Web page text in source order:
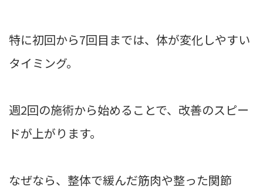
特に初回から7回目までは、体が変化しやすい
タイミング。
週2回の施術から始めることで、改善のスピー
ドが上がります。
なぜなら、整体で緩んだ筋肉や整った関節